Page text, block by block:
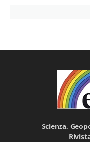
Scienza,